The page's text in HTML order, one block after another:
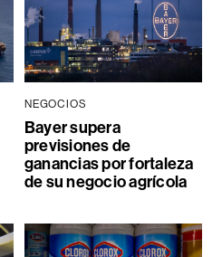
NEGOCIOS
Bayer supera
previsiones de
ganancias por fortaleza
de su negocio agrícola